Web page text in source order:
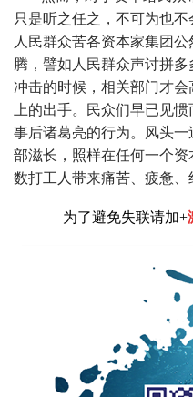
只是听之任之，不可为也不
人民群众苦各资本家集团
腾，譬如人民群众声讨拼
冲击的时候，相关部门才
上的出手。民众们早已见
事后诸葛亮的行为。风头一
部滋长，照样在任何一个
数打工人带来痛苦、疲惫
为了避免失联请加+